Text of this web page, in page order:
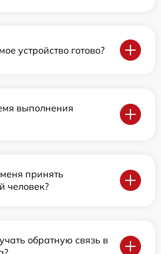
устройство готово?
выполнения
принять
человек?
обратную связь в